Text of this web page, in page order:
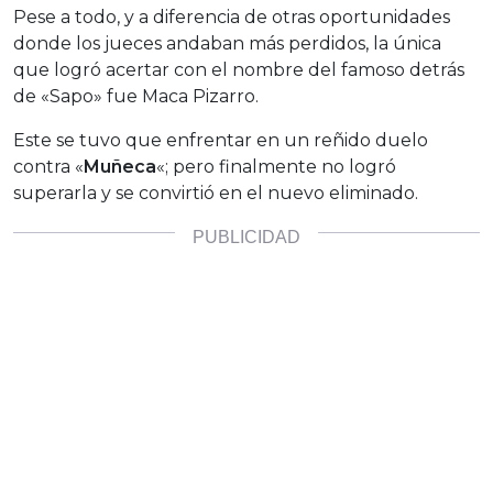
Pese a todo, y a diferencia de otras oportunidades
donde los jueces andaban más perdidos, la única
que logró acertar con el nombre del famoso detrás
de «Sapo» fue Maca Pizarro.
Este se tuvo que enfrentar en un reñido duelo
contra « Muñeca«; pero finalmente no logró
superarla y se convirtió en el nuevo eliminado.